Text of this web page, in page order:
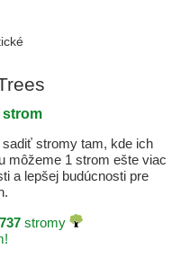
strom
stromy tam, kde ich
môžeme 1 strom ešte viac
a lepšej budúcnosti pre
stromy